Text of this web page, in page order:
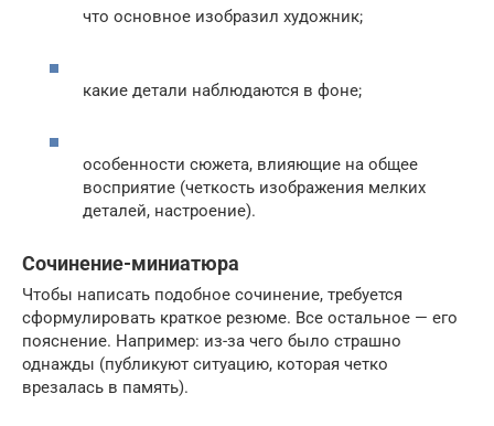
что основное изобразил художник;
какие детали наблюдаются в фоне;
особенности сюжета, влияющие на общее
восприятие (четкость изображения мелких
деталей, настроение).
Сочинение-миниатюра
Чтобы написать подобное сочинение, требуется
сформулировать краткое резюме. Все остальное — его
пояснение. Например: из-за чего было страшно
однажды (публикуют ситуацию, которая четко
врезалась в память).